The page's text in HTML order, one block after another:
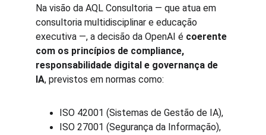
Na visão da AQL Consultoria — que atua em
consultoria multidisciplinar e educação
executiva —, a decisão da OpenAI é coerente
com os princípios de compliance,
responsabilidade digital e governança de
IA, previstos em normas como:
ISO 42001 (Sistemas de Gestão de IA),
ISO 27001 (Segurança da Informação),